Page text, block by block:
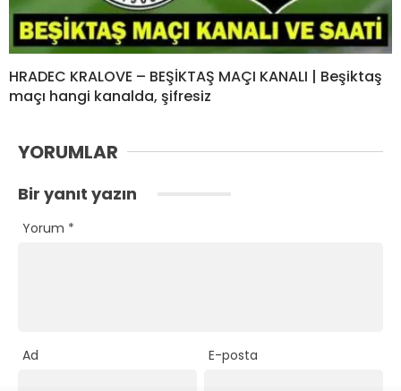
HRADEC KRALOVE – BEŞİKTAŞ MAÇI KANALI | Beşiktaş
maçı hangi kanalda, şifresiz
YORUMLAR
Bir yanıt yazın
Yorum *
Ad E-posta